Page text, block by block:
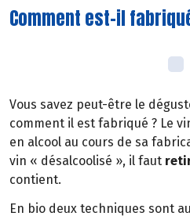
Comment est-il
Vous savez peut-être le
comment il est fabriqué ? Le
en alcool au cours de sa
vin « désalcoolisé », il faut
contient.
En bio deux techniques sont